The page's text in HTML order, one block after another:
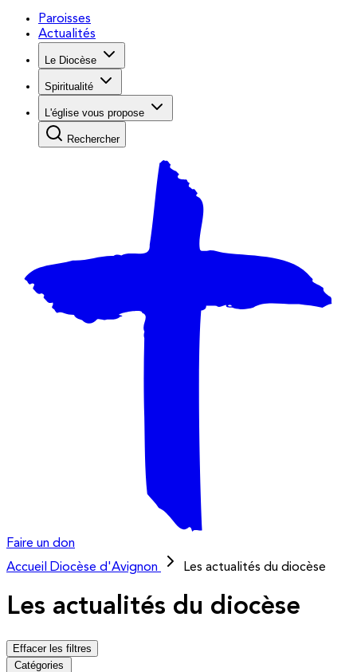
Paroisses
Actualités
Le Diocèse
Spiritualité
L'église vous propose
Rechercher
Faire un don
Accueil
Diocèse d'Avignon Les actualités du diocèse
Les actualités du diocèse
Effacer les filtres
Catégories